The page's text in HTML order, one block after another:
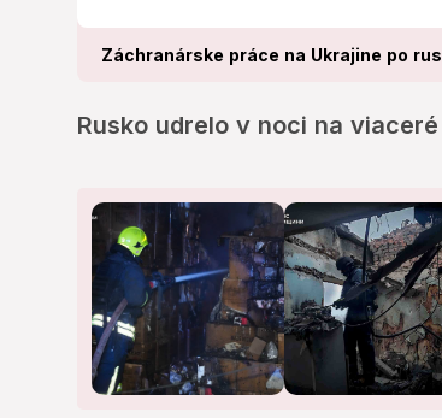
Záchranárske práce na Ukrajine po
Rusko udrelo v noci na